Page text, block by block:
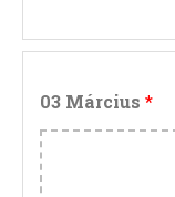
03 Március